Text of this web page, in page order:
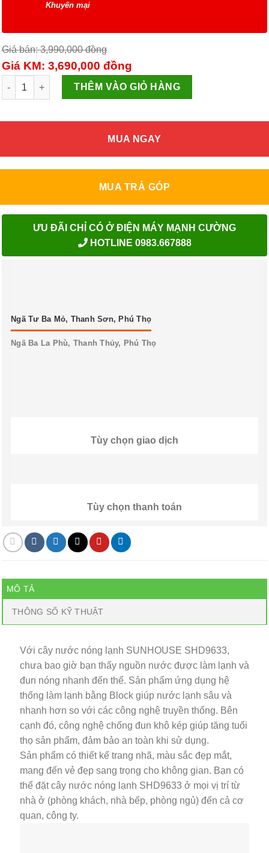
Khuyến mại
Giá bán: 3,990,000đồng
Giá KM: 3,690,000 đồng
CÂY NƯỚC NÓNG LẠNH SUNHOUSE SHD9633 số lượng
THÊM VÀO GIỎ HÀNG
MUA NGAY
MUA TRẢ GÓP
ƯU ĐÃI CHỈ CÓ Ở ĐIỆN MÁY MẠNH CƯỜNG
HOTLINE 0983.667888
Ngã Tư Ba Mỏ, Thanh Sơn, Phú Thọ
Ngã Ba La Phù, Thanh Thủy, Phú Thọ
Tùy chọn giao dịch
Tùy chọn thanh toán
MÔ TẢ
THÔNG SỐ KỸ THUẬT
Với cây nước nóng lạnh SUNHOUSE SHD9633,
chưa bao giờ bạn thấy nguồn nước được làm lạnh và
đun nóng nhanh đến thế. Sản phẩm ứng dụng hệ
thống làm lạnh bằng Block giúp nước lạnh sâu và
nhanh hơn so với các công nghệ truyền thống. Bên
cạnh đó, công nghệ chống đun khô kép giúp tăng tuổi
thọ sản phẩm, đảm bảo an toàn khi sử dụng.
Sản phẩm có thiết kế trang nhã, màu sắc đẹp mắt,
mang đến vẻ đẹp sang trọng cho không gian. Bạn có
thể đặt cây nước nóng lạnh SHD9633 ở mọi vị trí từ
nhà ở (phòng khách, nhà bếp, phòng ngủ) đến cả cơ
quan, công ty.